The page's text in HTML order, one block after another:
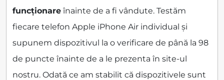
funcționare înainte de a fi vândute. Testăm
fiecare telefon Apple iPhone Air individual și
supunem dispozitivul la o verificare de până la 98
de puncte înainte de a le prezenta în site-ul
nostru. Odată ce am stabilit că dispozitivele sunt